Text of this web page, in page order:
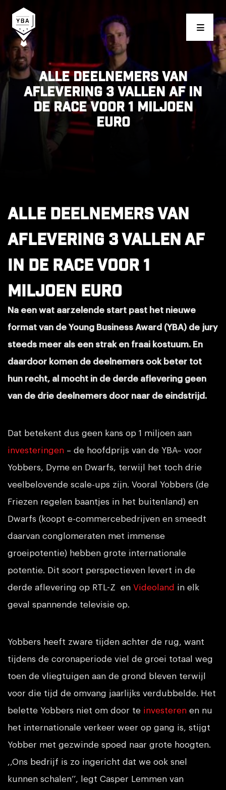
Young Business Award
Alle deelnemers van
aflevering 3 vallen af in
de race voor 1 miljoen
euro
Alle deelnemers van
aflevering 3 vallen af
in de race voor 1
miljoen euro
Na een wat aarzelende start past het nieuwe
format van de Young Business Award (YBA) de jury
steeds meer als een strak en fraai kostuum. En
daardoor komen de deelnemers ook beter tot
hun recht, al mocht in de derde aflevering geen
van de drie deelnemers door naar de eindstrijd.
Dat betekent dus geen kans op 1 miljoen aan
investeringen – de hoofdprijs van de YBA– voor
Yobbers, Dyme en Dwarfs, terwijl het toch drie
veelbelovende scale-ups zijn. Vooral Yobbers (de
Friezen regelen baantjes in het buitenland) en
Dwarfs (koopt e-commercebedrijven en smeedt
daarvan conglomeraten met immense
groeipotentie) hebben grote internationale
potentie. Dit soort perspectieven levert in de
derde aflevering op RTL-Z en Videoland in elk
geval spannende televisie op.
Yobbers heeft zware tijden achter de rug, want
tijdens de coronaperiode viel de groei totaal weg
toen de vliegtuigen aan de grond bleven terwijl
voor die tijd de omvang jaarlijks verdubbelde. Het
belette Yobbers niet om door te investeren en nu
het internationale verkeer weer op gang is, stijgt
Yobber met gezwinde spoed naar grote hoogten.
,,Ons bedrijf is zo ingericht dat we ook snel
kunnen schalen’’, legt Casper Lemmen van